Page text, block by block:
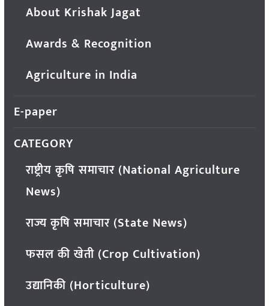
About Krishak Jagat
Awards & Recognition
Agriculture in India
E-paper
CATEGORY
राष्ट्रीय कृषि समाचार (National Agriculture
News)
राज्य कृषि समाचार (State News)
फसल की खेती (Crop Cultivation)
उद्यानिकी (Horticulture)